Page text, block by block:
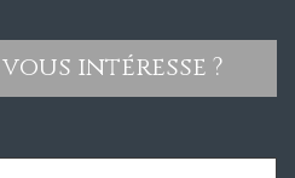
intéresse ?